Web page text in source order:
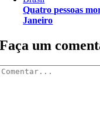
Quatro pessoas
Janeiro
Faça um